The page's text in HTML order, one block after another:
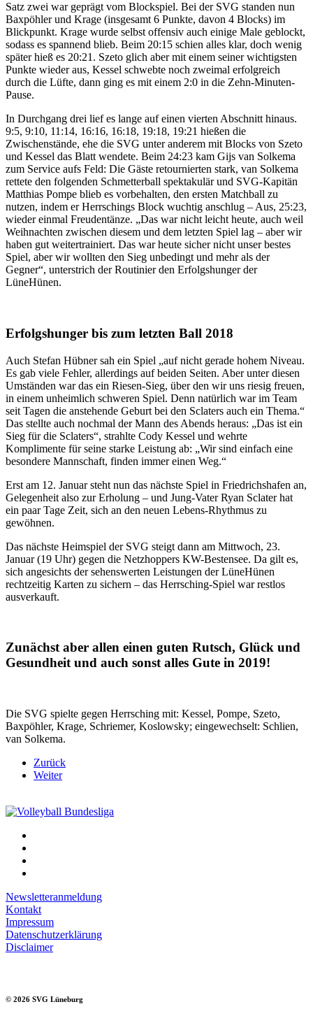
Satz zwei war geprägt vom Blockspiel. Bei der SVG standen nun
Baxpöhler und Krage (insgesamt 6 Punkte, davon 4 Blocks) im
Blickpunkt. Krage wurde selbst offensiv auch einige Male geblockt,
sodass es spannend blieb. Beim 20:15 schien alles klar, doch wenig
später hieß es 20:21. Szeto glich aber mit einem seiner wichtigsten
Punkte wieder aus, Kessel schwebte noch zweimal erfolgreich
durch die Lüfte, dann ging es mit einem 2:0 in die Zehn-Minuten-
Pause.
In Durchgang drei lief es lange auf einen vierten Abschnitt hinaus.
9:5, 9:10, 11:14, 16:16, 16:18, 19:18, 19:21 hießen die
Zwischenstände, ehe die SVG unter anderem mit Blocks von Szeto
und Kessel das Blatt wendete. Beim 24:23 kam Gijs van Solkema
zum Service aufs Feld: Die Gäste retournierten stark, van Solkema
rettete den folgenden Schmetterball spektakulär und SVG-Kapitän
Matthias Pompe blieb es vorbehalten, den ersten Matchball zu
nutzen, indem er Herrschings Block wuchtig anschlug – Aus, 25:23,
wieder einmal Freudentänze. „Das war nicht leicht heute, auch weil
Weihnachten zwischen diesem und dem letzten Spiel lag – aber wir
haben gut weitertrainiert. Das war heute sicher nicht unser bestes
Spiel, aber wir wollten den Sieg unbedingt und mehr als der
Gegner“, unterstrich der Routinier den Erfolgshunger der
LüneHünen.
Erfolgshunger bis zum letzten Ball 2018
Auch Stefan Hübner sah ein Spiel „auf nicht gerade hohem Niveau.
Es gab viele Fehler, allerdings auf beiden Seiten. Aber unter diesen
Umständen war das ein Riesen-Sieg, über den wir uns riesig freuen,
in einem unheimlich schweren Spiel. Denn natürlich war im Team
seit Tagen die anstehende Geburt bei den Sclaters auch ein Thema.“
Das stellte auch nochmal der Mann des Abends heraus: „Das ist ein
Sieg für die Sclaters“, strahlte Cody Kessel und wehrte
Komplimente für seine starke Leistung ab: „Wir sind einfach eine
besondere Mannschaft, finden immer einen Weg.“
Erst am 12. Januar steht nun das nächste Spiel in Friedrichshafen an,
Gelegenheit also zur Erholung – und Jung-Vater Ryan Sclater hat
ein paar Tage Zeit, sich an den neuen Lebens-Rhythmus zu
gewöhnen.
Das nächste Heimspiel der SVG steigt dann am Mittwoch, 23.
Januar (19 Uhr) gegen die Netzhoppers KW-Bestensee. Da gilt es,
sich angesichts der sehenswerten Leistungen der LüneHünen
rechtzeitig Karten zu sichern – das Herrsching-Spiel war restlos
ausverkauft.
Zunächst aber allen einen guten Rutsch, Glück und
Gesundheit und auch sonst alles Gute in 2019!
Die SVG spielte gegen Herrsching mit: Kessel, Pompe, Szeto,
Baxpöhler, Krage, Schriemer, Koslowsky; eingewechselt: Schlien,
van Solkema.
Zurück
Weiter
Newsletteranmeldung
Kontakt
Impressum
Datenschutzerklärung
Disclaimer
© 2026 SVG Lüneburg